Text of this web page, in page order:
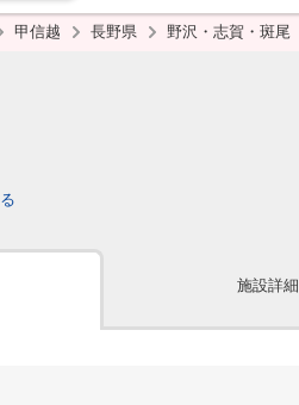
甲信越 長野県 野沢・志賀・斑尾
施設詳細